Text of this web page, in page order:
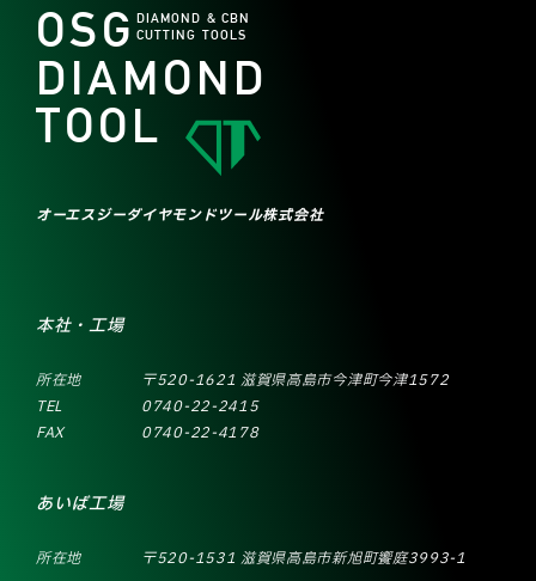
OSG
DIAMOND
TOOL
DIAMOND & CBN
CUTTING TOOLS
オーエスジーダイヤモンドツール株式会社
本社・工場
所在地
〒520-1621 滋賀県高島市今津町今津1572
TEL
0740-22-2415
FAX
0740-22-4178
あいば工場
所在地 〒520-1531 滋賀県高島市新旭町饗庭3993-1